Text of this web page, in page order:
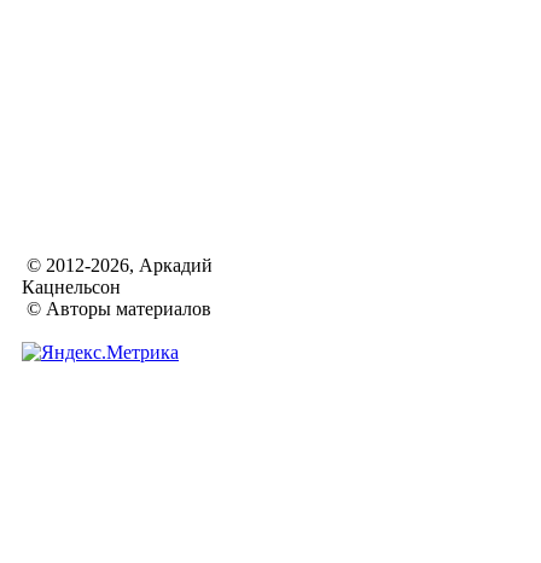
© 2012-2026, Аркадий
Кацнельсон
© Авторы материалов